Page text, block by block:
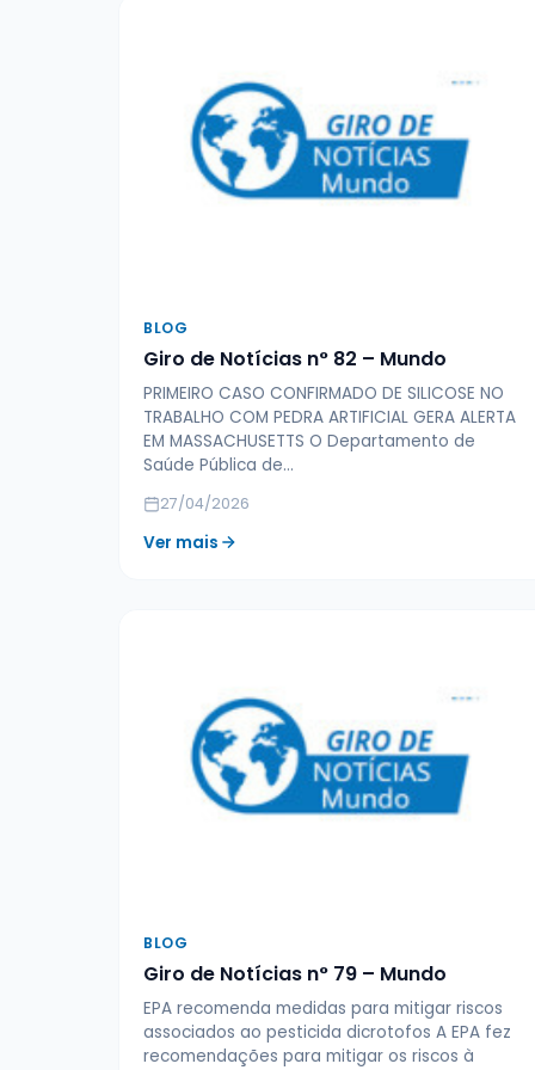
BLOG
Giro de Notícias n° 82 – Mundo
PRIMEIRO CASO CONFIRMADO DE SILICOSE NO
TRABALHO COM PEDRA ARTIFICIAL GERA ALERTA
EM MASSACHUSETTS O Departamento de
Saúde Pública de…
27/04/2026
Ver mais
BLOG
Giro de Notícias n° 79 – Mundo
EPA recomenda medidas para mitigar riscos
associados ao pesticida dicrotofos A EPA fez
recomendações para mitigar os riscos à